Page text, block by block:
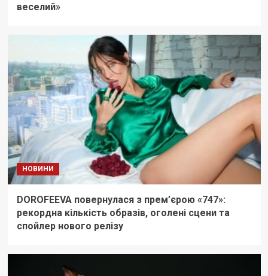
веселий»
НОВИНИ
DOROFEEVA повернулася з прем’єрою «747»:
рекордна кількість образів, оголені сцени та
спойлер нового релізу